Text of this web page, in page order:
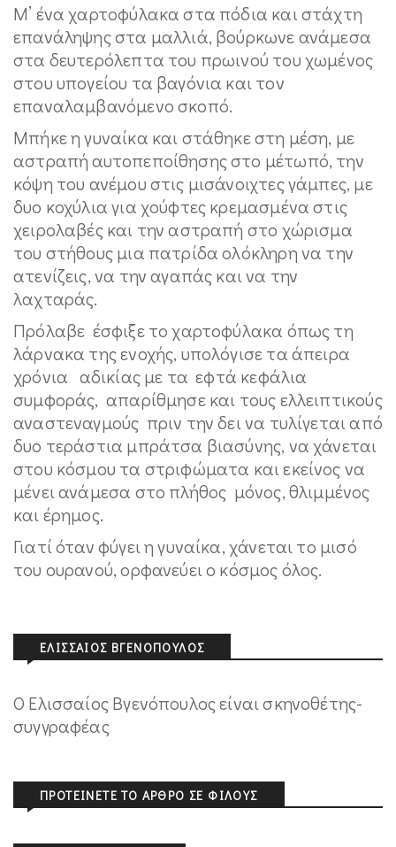
Μ’ ένα χαρτοφύλακα στα πόδια και στάχτη
επανάληψης στα μαλλιά, βούρκωνε ανάμεσα
στα δευτερόλεπτα του πρωινού του χωμένος
στου υπογείου τα βαγόνια και τον
επαναλαμβανόμενο σκοπό.
Μπήκε η γυναίκα και στάθηκε στη μέση, με
αστραπή αυτοπεποίθησης στο μέτωπό, την
κόψη του ανέμου στις μισάνοιχτες γάμπες, με
δυο κοχύλια για χούφτες κρεμασμένα στις
χειρολαβές και την αστραπή στο χώρισμα
του στήθους μια πατρίδα ολόκληρη να την
ατενίζεις, να την αγαπάς και να την
λαχταράς.
Πρόλαβε έσφιξε το χαρτοφύλακα όπως τη
λάρνακα της ενοχής, υπολόγισε τα άπειρα
χρόνια αδικίας με τα εφτά κεφάλια
συμφοράς, απαρίθμησε και τους ελλειπτικούς
αναστεναγμούς πριν την δει να τυλίγεται από
δυο τεράστια μπράτσα βιασύνης, να χάνεται
στου κόσμου τα στριφώματα και εκείνος να
μένει ανάμεσα στο πλήθος μόνος, θλιμμένος
και έρημος.
Γιατί όταν φύγει η γυναίκα, χάνεται το μισό
του ουρανού, ορφανεύει ο κόσμος όλος.
ΕΛΙΣΣΑΊΟΣ ΒΓΕΝΌΠΟΥΛΟΣ
Ο Ελισσαίος Βγενόπουλος είναι σκηνοθέτης-
συγγραφέας
ΠΡΟΤΕΊΝΕΤΕ ΤΟ ΆΡΘΡΟ ΣΕ ΦΊΛΟΥΣ